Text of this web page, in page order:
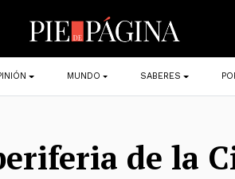
MUNDO SABERES
de la